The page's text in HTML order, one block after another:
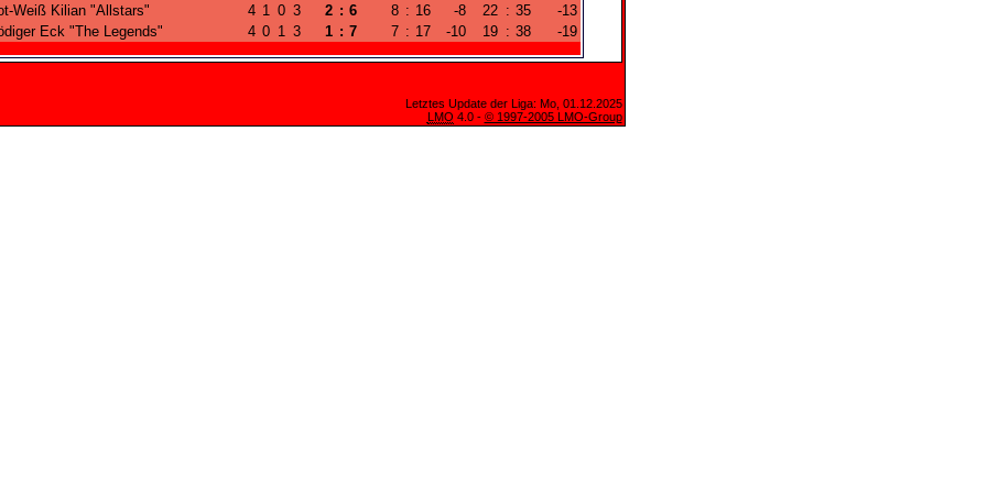
Weiß Kilian "Allstars" 4 1 0 3 2 : 6 8 : 16 -8 22 : 35
-13
Eck "The Legends"
4 0 1 3 1 : 7 7 : 17 -10 19 : 38 -19
Letztes Update der Liga: Mo, 01.12.2025
LMO 4.0 - © 1997-2005 LMO-Group